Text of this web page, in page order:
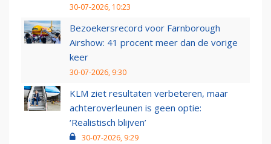
30-07-2026, 10:23
Bezoekersrecord voor Farnborough
Airshow: 41 procent meer dan de vorige
keer
30-07-2026, 9:30
KLM ziet resultaten verbeteren, maar
achteroverleunen is geen optie:
‘Realistisch blijven’
30-07-2026, 9:29